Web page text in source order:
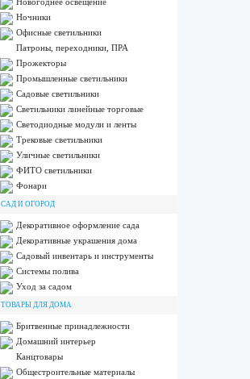
Ночники
Офисные светильники
Патроны, переходники, ПРА
Прожекторы
Промышленные светильники
Садовые светильники
Светильники линейные торговые
Светодиодные модули и ленты
Трековые светильники
Уличные светильники
ФИТО светильники
Фонари
САД И ОГОРОД
Декоративное оформление сада
Декоративные украшения дома
Садовый инвентарь и инструменты
Системы полива
Уход за садом
ТОВАРЫ ДЛЯ ДОМА
Бритвенные принадлежности
Домашний интерьер
Канцтовары
Общестроительные материалы